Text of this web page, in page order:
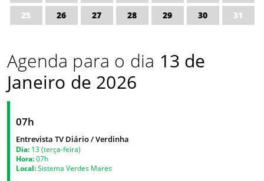
25
26 27 28 29 30 31
Agenda para o dia 13 de
Janeiro de 2026
07h
Entrevista TV Diário / Verdinha
Dia: 13 (terça-feira)
Hora:07h
Local:Sistema Verdes Mares